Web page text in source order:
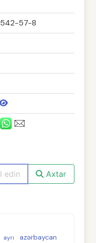
57-8
Axtar
ayrı azərbaycan